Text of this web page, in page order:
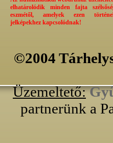
elhatárolódik minden fajta
eszmétől, amelyek ezen
jelképekhez kapcsolódnak!
©2004
Üzemeltető:
partnerünk a